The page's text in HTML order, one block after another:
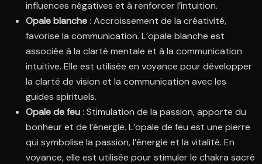
influences négatives et à renforcer l’intuition.
Opale blanche: Accroissement de la créativité,
favorise la communication. L’opale blanche est
associée à la clarté mentale et à la communication
intuitive. Elle est utilisée en voyance pour développer
la clarté de vision et la communication avec les
guides spirituels.
Opale de feu: Stimulation de la passion, apporte du
bonheur et de l’énergie. L’opale de feu est une pierre
qui symbolise la passion, l’énergie et la vitalité. En
voyance, elle est utilisée pour stimuler le chakra sacré